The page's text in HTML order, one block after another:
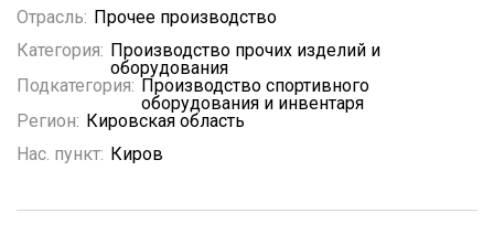
Отрасль: Прочее производство
Категория: Производство прочих изделий и
оборудования
Подкатегория: Производство спортивного
оборудования и инвентаря
Регион: Кировская область
Нас. пункт: Киров